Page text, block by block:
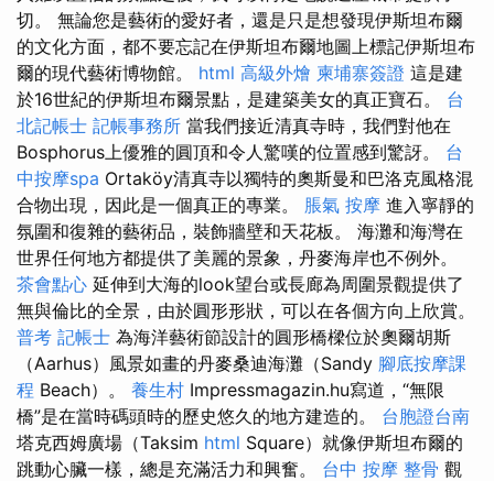
切。 無論您是藝術的愛好者，還是只是想發現伊斯坦布爾
的文化方面，都不要忘記在伊斯坦布爾地圖上標記伊斯坦布
爾的現代藝術博物館。 html 高級外燴 柬埔寨簽證 這是建
於16世紀的伊斯坦布爾景點，是建築美女的真正寶石。 台
北記帳士 記帳事務所 當我們接近清真寺時，我們對他在
Bosphorus上優雅的圓頂和令人驚嘆的位置感到驚訝。 台
中按摩spa Ortaköy清真寺以獨特的奧斯曼和巴洛克風格混
合物出現，因此是一個真正的專業。 脹氣 按摩 進入寧靜的
氛圍和復雜的藝術品，裝飾牆壁和天花板。 海灘和海灣在
世界任何地方都提供了美麗的景象，丹麥海岸也不例外。
茶會點心 延伸到大海的look望台或長廊為周圍景觀提供了
無與倫比的全景，由於圓形形狀，可以在各個方向上欣賞。
普考 記帳士 為海洋藝術節設計的圓形橋樑位於奧爾胡斯
（Aarhus）風景如畫的丹麥桑迪海灘（Sandy 腳底按摩課
程 Beach）。 養生村 Impressmagazin.hu寫道，“無限
橋”是在當時碼頭時的歷史悠久的地方建造的。 台胞證台南
塔克西姆廣場（Taksim html Square）就像伊斯坦布爾的
跳動心臟一樣，總是充滿活力和興奮。 台中 按摩 整骨 觀